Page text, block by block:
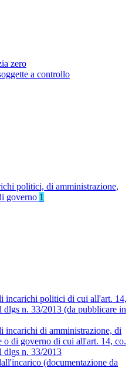
zero
a controllo
politici, di amministrazione,
governo 1
incarichi politici di cui all'art. 14,
dlgs n. 33/2013 (da pubblicare in
incarichi di amministrazione, di
o di governo di cui all'art. 14, co.
dlgs n. 33/2013
(documentazione da